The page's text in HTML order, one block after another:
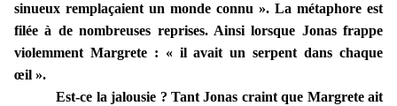
sinueux remplaçaient un monde connu ». La métaphore est
filée à de nombreuses reprises. Ainsi lorsque Jonas frappe
violemment Margrete : « il avait un serpent dans chaque
œil ».
Est-ce la jalousie ? Tant Jonas craint que Margrete ait